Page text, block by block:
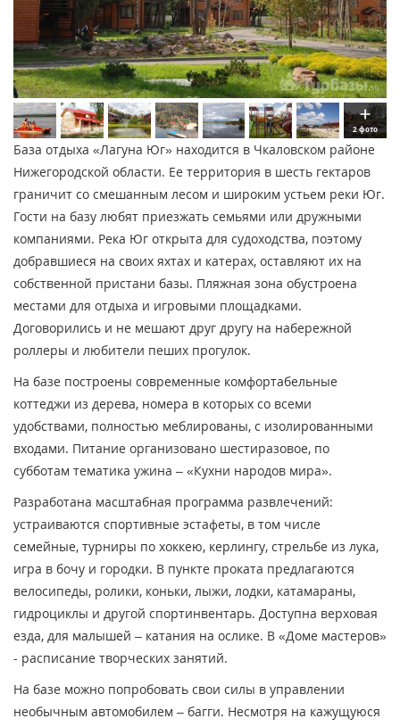
2 фото
База отдыха «Лагуна Юг» находится в Чкаловском районе
Нижегородской области. Ее территория в шесть гектаров
граничит со смешанным лесом и широким устьем реки Юг.
Гости на базу любят приезжать семьями или дружными
компаниями. Река Юг открыта для судоходства, поэтому
добравшиеся на своих яхтах и катерах, оставляют их на
собственной пристани базы. Пляжная зона обустроена
местами для отдыха и игровыми площадками.
Договорились и не мешают друг другу на набережной
роллеры и любители пеших прогулок.
На базе построены современные комфортабельные
коттеджи из дерева, номера в которых со всеми
удобствами, полностью меблированы, с изолированными
входами. Питание организовано шестиразовое, по
субботам тематика ужина – «Кухни народов мира».
Разработана масштабная программа развлечений:
устраиваются спортивные эстафеты, в том числе
семейные, турниры по хоккею, керлингу, стрельбе из лука,
игра в бочу и городки. В пункте проката предлагаются
велосипеды, ролики, коньки, лыжи, лодки, катамараны,
гидроциклы и другой спортинвентарь. Доступна верховая
езда, для малышей – катания на ослике. В «Доме мастеров»
- расписание творческих занятий.
На базе можно попробовать свои силы в управлении
необычным автомобилем – багги. Несмотря на кажущуюся